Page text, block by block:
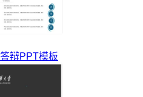
辩PPT模板